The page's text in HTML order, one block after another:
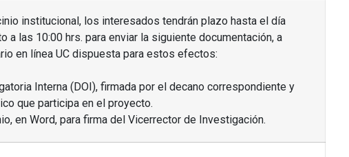
institucional, los interesados tendrán plazo hasta el día
a las 10:00 hrs. para enviar la siguiente documentación, a
en línea UC dispuesta para estos efectos:
Interna (DOI), firmada por el decano correspondiente y
que participa en el proyecto.
en Word, para firma del Vicerrector de Investigación.